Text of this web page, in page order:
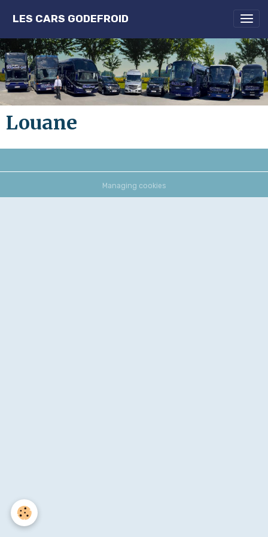
LES CARS GODEFROID
Louane
Managing cookies